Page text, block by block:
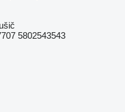
5802543543